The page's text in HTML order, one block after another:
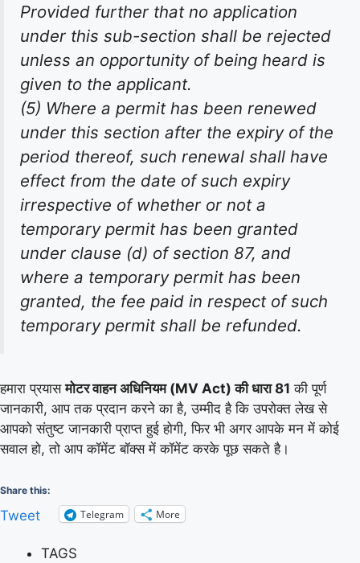
Provided further that no application
under this sub-section shall be rejected
unless an opportunity of being heard is
given to the applicant.
(5) Where a permit has been renewed
under this section after the expiry of the
period thereof, such renewal shall have
effect from the date of such expiry
irrespective of whether or not a
temporary permit has been granted
under clause (d) of section 87, and
where a temporary permit has been
granted, the fee paid in respect of such
temporary permit shall be refunded.
हमारा प्रयासमोटर वाहन अधिनियम (MV Act) की धारा 81 की पूर्ण
जानकारी, आप तक प्रदान करने का है, उम्मीद है कि उपरोक्त लेख से
आपको संतुष्ट जानकारी प्राप्त हुई होगी, फिर भी अगर आपके मन में कोई
सवाल हो, तो आप कॉमेंट बॉक्स में कॉमेंट करके पूछ सकते है।
Share this:
Tweet Telegram More
TAGS